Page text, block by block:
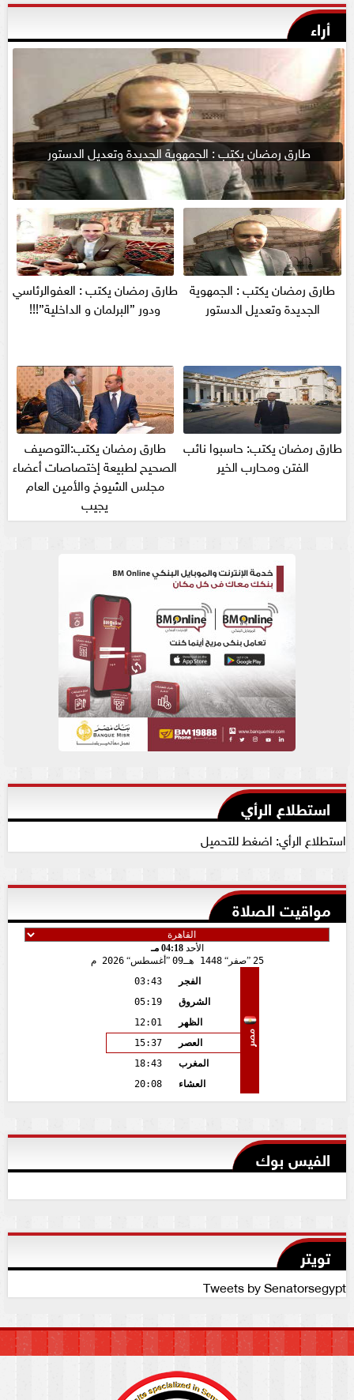
أراء
طارق رمضان يكتب : الجمهوية الجديدة وتعديل الدستور
طارق رمضان يكتب : الجمهوية
الجديدة وتعديل الدستور
طارق رمضان يكتب : العفوالرئاسي
ودور ”البرلمان و الداخلية”!!!
طارق رمضان يكتب: حاسبوا نائب
الفتن ومحارب الخير
طارق رمضان يكتب:التوصيف
الصحيح لطبيعة إختصاصات أعضاء
مجلس الشيوخ والأمين العام
يجيب
استطلاع الرأي
استطلاع الرأي: اضغط للتحميل
مواقيت الصلاة
الأحد04:18 مـ
25
صفر 1448 هـ 09 أغسطس 2026 م
مصر
الفجر
03:43
الشروق
05:19
الظهر
12:01
العصر
15:37
المغرب
18:43
العشاء
20:08
الفيس بوك
تويتر
Tweets by Senatorsegypt